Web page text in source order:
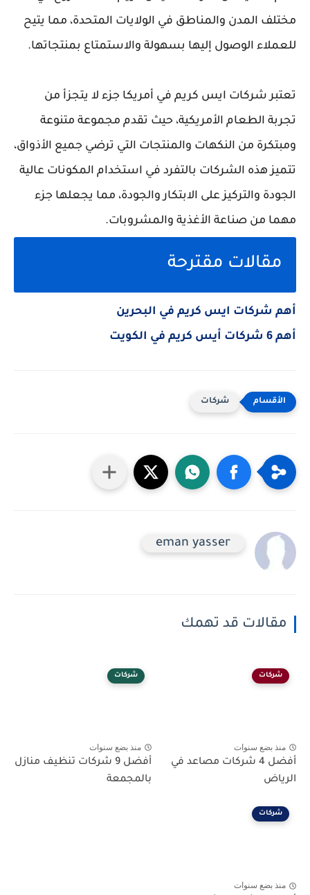
مختلف المدن والمناطق في الولايات المتحدة، مما يتيح
للعملاء الوصول إليها بسهولة والاستمتاع بمنتجاتها.
تعتبر شركات ايس كريم في أمريكا جزء لا يتجزأ من
تجربة الطعام الأمريكية، حيث تقدم مجموعة متنوعة
ومبتكرة من النكهات والمنتجات التي ترضي جميع الأذواق،
تتميز هذه الشركات بالتفرد في استخدام المكونات عالية
الجودة والتركيز على الابتكار والجودة، مما يجعلها جزء
مهما من صناعة الأغذية والمشروبات.
مقالات مقترحة
أهم شركات ايس كريم في البحرين
أهم 6 شركات أيس كريم في الكويت
شركات
eman yasser
مقالات قد تهمك
شركات
منذ بضع سنوات
أفضل 4 شركات مصاعد في
الرياض
شركات
منذ بضع سنوات
أفضل 9 شركات تنظيف منازل
بالمجمعة
شركات
منذ بضع سنوات